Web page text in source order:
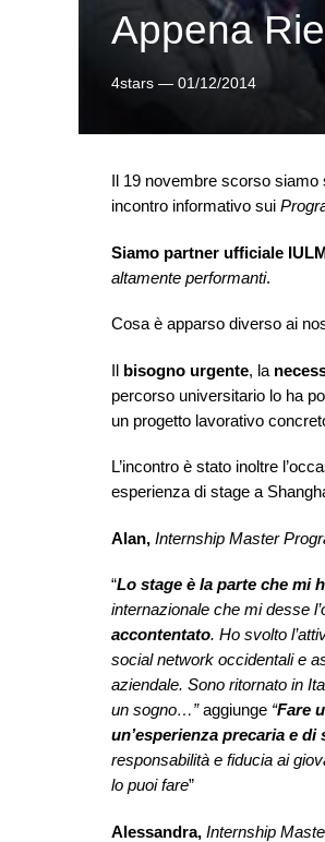
Appena
4stars — 01/12/2014
Il 19 novembre scorso siamo
incontro informativo sui
Siamo partner ufficiale
altamente performanti.
Cosa è apparso diverso ai
Il bisogno urgente, la
percorso universitario lo ha
un progetto lavorativo
L’incontro è stato inoltre
esperienza di stage a
Alan, Internship Master
“Lo stage è la parte che mi
internazionale che mi desse
accontentato. Ho svolto
social network occidentali e
aziendale. Sono ritornato in
un sogno…”aggiunge “Fare
un’esperienza precaria e
responsabilità e fiducia ai
lo puoi fare”
Alessandra, Internship